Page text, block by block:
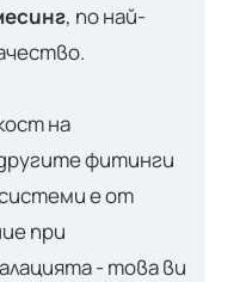
, по най-
на
фитинги
е от
при
- това ви